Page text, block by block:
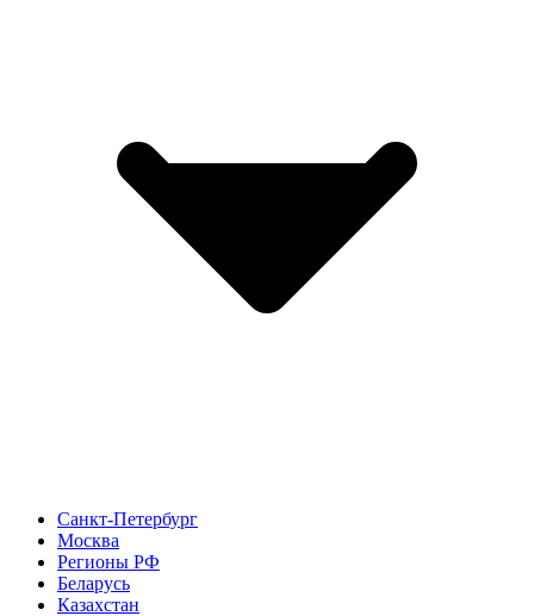
Санкт-Петербург
Москва
Регионы РФ
Беларусь
Казахстан